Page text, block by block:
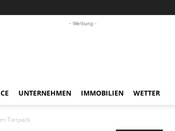
- Werbung -
UNTERNEHMEN IMMOBILIEN WETTER
Tierpark